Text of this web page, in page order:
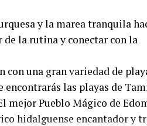
y la marea tranquila
la rutina y conectar con la
una gran variedad de
las playas de
mejor Pueblo Mágico de
hidalguense encantador y